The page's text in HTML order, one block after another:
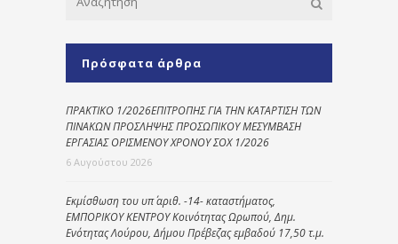
Πρόσφατα άρθρα
ΠΡΑΚΤΙΚΟ 1/2026ΕΠΙΤΡΟΠΗΣ ΓΙΑ ΤΗΝ ΚΑΤΑΡΤΙΣΗ ΤΩΝ
ΠΙΝΑΚΩΝ ΠΡΟΣΛΗΨΗΣ ΠΡΟΣΩΠΙΚΟΥ ΜΕΣΥΜΒΑΣΗ
ΕΡΓΑΣΙΑΣ ΟΡΙΣΜΕΝΟΥ ΧΡΟΝΟΥ ΣΟΧ 1/2026
6 Αυγούστου 2026
Εκμίσθωση του υπ΄ αριθ. -14- καταστήματος,
ΕΜΠΟΡΙΚΟΥ ΚΕΝΤΡΟΥ Κοινότητας Ωρωπού, Δημ.
Ενότητας Λούρου, Δήμου Πρέβεζας εμβαδού 17,50 τ.μ.